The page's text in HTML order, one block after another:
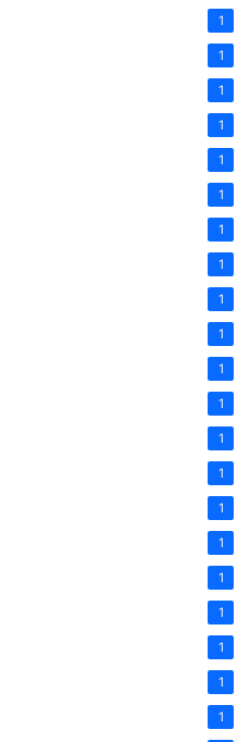
1
1
1
1
1
1
1
1
1
1
1
1
1
1
1
1
1
1
1
1
1